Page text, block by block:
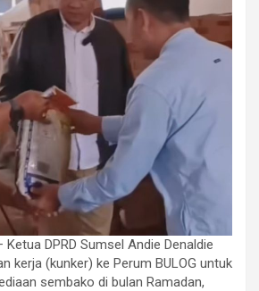
Ketua DPRD Sumsel Andie Denaldie
kerja (kunker) ke Perum BULOG untuk
sembako di bulan Ramadan,